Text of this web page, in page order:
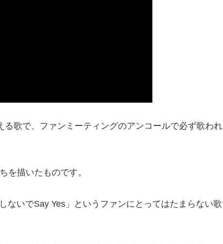
る歌で、ファンミーティングのアンコールで必ず歌われ
を描いたものです。
ないでSay Yes」というファンにとってはたまらない歌